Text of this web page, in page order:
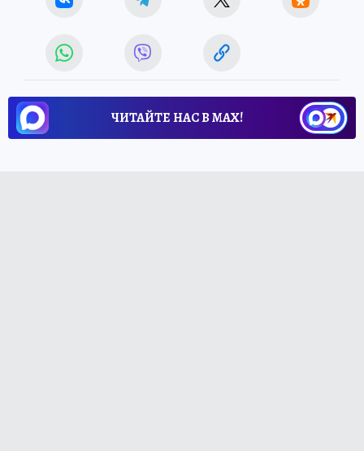
ЧИТАЙТЕ НАС В МАХ!